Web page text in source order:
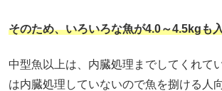
そのため、いろいろな魚が4.0～4.5kgも
中型魚以上は、内臓処理までしてくれて
は内臓処理していないので魚を捌ける人